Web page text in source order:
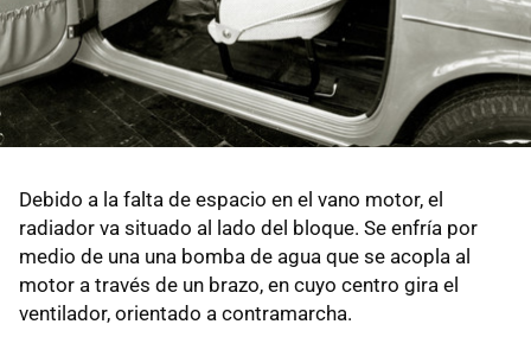
Debido a la falta de espacio en el vano motor, el
radiador va situado al lado del bloque. Se enfría por
medio de una una bomba de agua que se acopla al
motor a través de un brazo, en cuyo centro gira el
ventilador, orientado a contramarcha.